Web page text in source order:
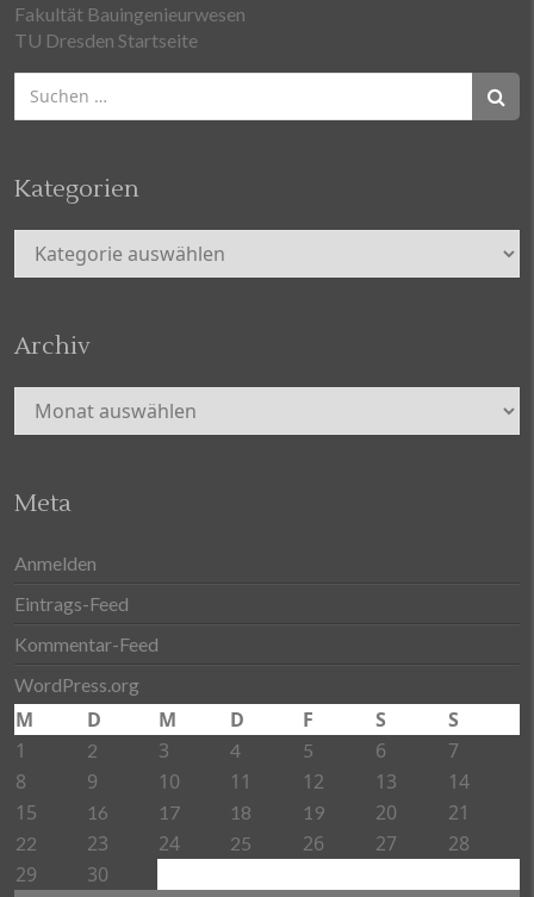
Fakultät Bauingenieurwesen
TU Dresden Startseite
Suchen
nach:
Kategorien
Kategorien
Archiv
Archiv
Meta
Anmelden
Eintrags-Feed
Kommentar-Feed
WordPress.org
M D M D F S
S
1
2 3 4 5 6
7
8
9 10 11 12 13
14
15
16 17 18 19 20 21
22 23 24 25 26 27
28
29
30